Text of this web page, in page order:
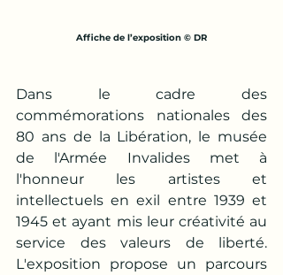
Affiche de l’exposition © DR
Dans le cadre des
commémorations nationales des
80 ans de la Libération, le musée
de l'Armée Invalides met à
l'honneur les artistes et
intellectuels en exil entre 1939 et
1945 et ayant mis leur créativité au
service des valeurs de liberté.
L'exposition propose un parcours